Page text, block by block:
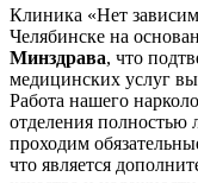
Клиника «Нет
Челябинске на
Минздрава, что
медицинских услуг
Работа нашего
отделения полностью
проходим
что является